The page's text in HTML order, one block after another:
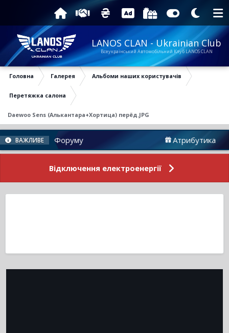
LANOS CLAN - Ukrainian Club
Всеукраїнський Автомобільний Клуб LANOS CLAN
Головна Галерея Альбоми наших користувачів
Перетяжка салона
Daewoo Sens (Алькантара+Хортица) перёд.JPG
ВАЖЛИВЕ
Новини Форуму Атрибутика
Відключення електроенергії